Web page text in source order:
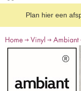
Plan hier een
Home Vinyl Ambiant